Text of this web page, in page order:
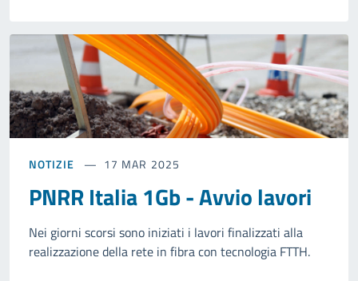
NOTIZIE 17 MAR 2025
PNRR Italia 1Gb - Avvio lavori
Nei giorni scorsi sono iniziati i lavori finalizzati alla
realizzazione della rete in fibra con tecnologia FTTH.